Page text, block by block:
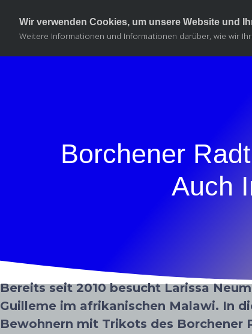
Borchener
Auch
Bereits seit 2010 besucht Larissa
Guilleme im afrikanischen Malawi. In
Bewohnern mit Trikots des Borchener
Wir verwenden Cookies, um unsere Website und
Weitere Informationen und Informationen darüber, wie wir